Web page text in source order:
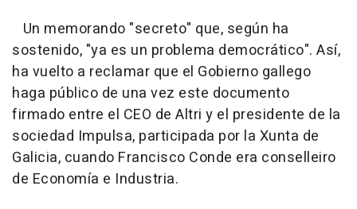
Un memorando "secreto" que, según ha
sostenido, "ya es un problema democrático". Así,
ha vuelto a reclamar que el Gobierno gallego
haga público de una vez este documento
firmado entre el CEO de Altri y el presidente de la
sociedad Impulsa, participada por la Xunta de
Galicia, cuando Francisco Conde era conselleiro
de Economía e Industria.